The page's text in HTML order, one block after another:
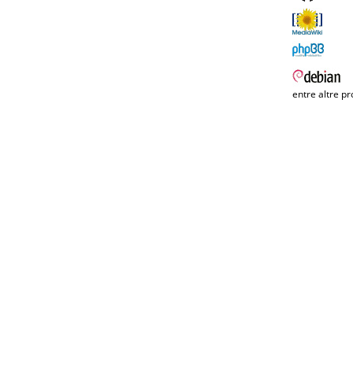
entre altre